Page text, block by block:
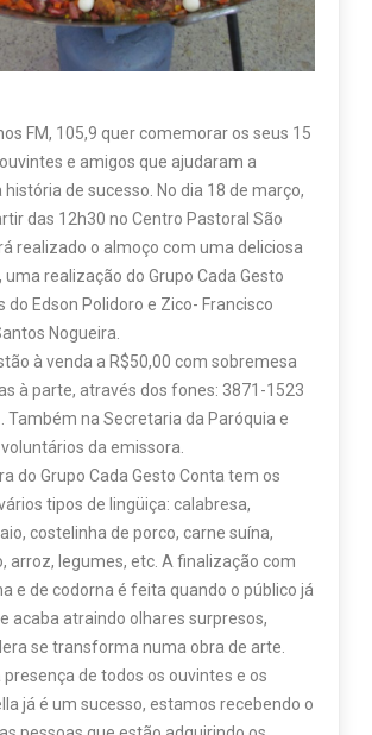
FM, 105,9 quer comemorar os seus 15
e amigos que ajudaram a
de sucesso. No dia 18 de março,
das 12h30 no Centro Pastoral São
realizado o almoço com uma deliciosa
uma realização do Grupo Cada Gesto
do Edson Polidoro e Zico- Francisco
Nogueira.
à venda a R$50,00 com sobremesa
à parte, através dos fones: 3871-1523
Também na Secretaria da Paróquia e
da emissora.
do Grupo Cada Gesto Conta tem os
tipos de lingüiça: calabresa,
costelinha de porco, carne suína,
arroz, legumes, etc. A finalização com
e de codorna é feita quando o público já
acaba atraindo olhares surpresos,
se transforma numa obra de arte.
presença de todos os ouvintes e os
já é um sucesso, estamos recebendo o